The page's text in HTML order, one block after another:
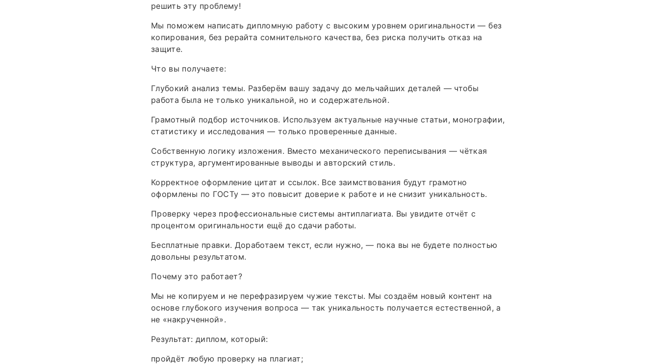
решить эту проблему!
Мы поможем написать дипломную работу с высоким уровнем оригинальности — без
копирования, без рерайта сомнительного качества, без риска получить отказ на
защите.
Что вы получаете:
Глубокий анализ темы. Разберём вашу задачу до мельчайших деталей — чтобы
работа была не только уникальной, но и содержательной.
Грамотный подбор источников. Используем актуальные научные статьи, монографии,
статистику и исследования — только проверенные данные.
Собственную логику изложения. Вместо механического переписывания — чёткая
структура, аргументированные выводы и авторский стиль.
Корректное оформление цитат и ссылок. Все заимствования будут грамотно
оформлены по ГОСТу — это повысит доверие к работе и не снизит уникальность.
Проверку через профессиональные системы антиплагиата. Вы увидите отчёт с
процентом оригинальности ещё до сдачи работы.
Бесплатные правки. Доработаем текст, если нужно, — пока вы не будете полностью
довольны результатом.
Почему это работает?
Мы не копируем и не перефразируем чужие тексты. Мы создаём новый контент на
основе глубокого изучения вопроса — так уникальность получается естественной, а
не «накрученной».
Результат: диплом, который:
пройдёт любую проверку на плагиат;